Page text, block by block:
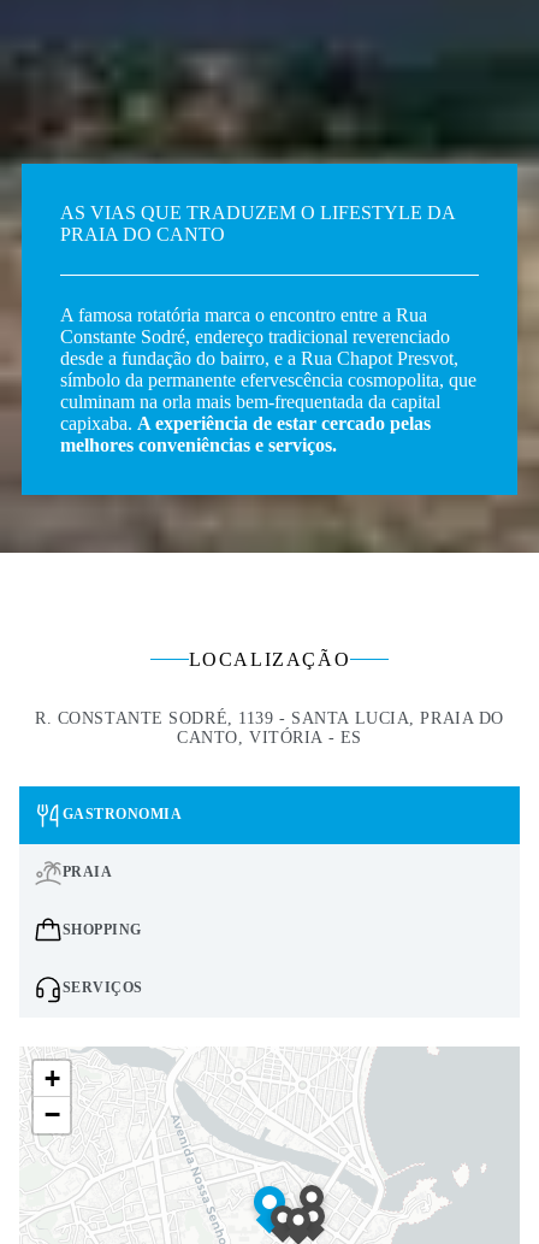
AS VIAS QUE TRADUZEM O LIFESTYLE DA
PRAIA DO CANTO
A famosa rotatória marca o encontro entre a Rua
Constante Sodré, endereço tradicional reverenciado
desde a fundação do bairro, e a Rua Chapot Presvot,
símbolo da permanente efervescência cosmopolita, que
culminam na orla mais bem-frequentada da capital
capixaba. A experiência de estar cercado pelas
melhores conveniências e serviços.
LOCALIZAÇÃO
R. CONSTANTE SODRÉ, 1139 - SANTA LUCIA, PRAIA DO
CANTO, VITÓRIA - ES
GASTRONOMIA
PRAIA
SHOPPING
SERVIÇOS
+
−